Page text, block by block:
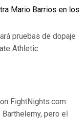
Mario Barrios en los
pruebas de dopaje
Athletic
FightNights.com:
pero el